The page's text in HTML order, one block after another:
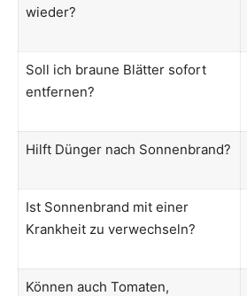
wieder?
Soll ich braune Blätter sofort
entfernen?
Hilft Dünger nach Sonnenbrand?
Ist Sonnenbrand mit einer
Krankheit zu verwechseln?
Können auch Tomaten,